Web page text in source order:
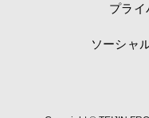
プラ
ソーシャ